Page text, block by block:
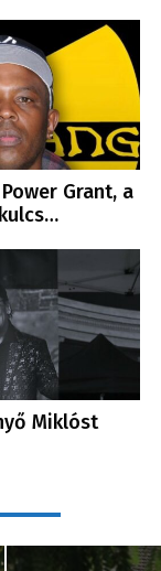
Grant, a
Miklóst